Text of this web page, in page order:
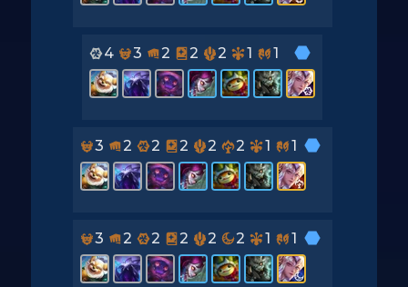
4 3 2 2 2 1 1
3 2 2 2 2 2 1 1
3 2 2 2 2 2 1 1